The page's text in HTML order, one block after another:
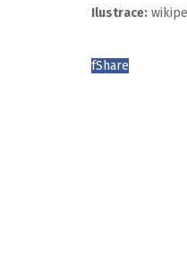
Ilustrace:
fShare